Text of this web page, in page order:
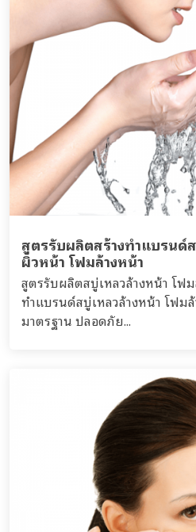
สูตรรับผลิตสร้างทำแบรนด์
ผิวหน้า โฟมล้างหน้า
สูตรรับผลิตสบู่เหลวล้างหน้า โฟ
ทำแบรนด์สบู่เหลวล้างหน้า โฟม
มาตรฐาน ปลอดภัย...